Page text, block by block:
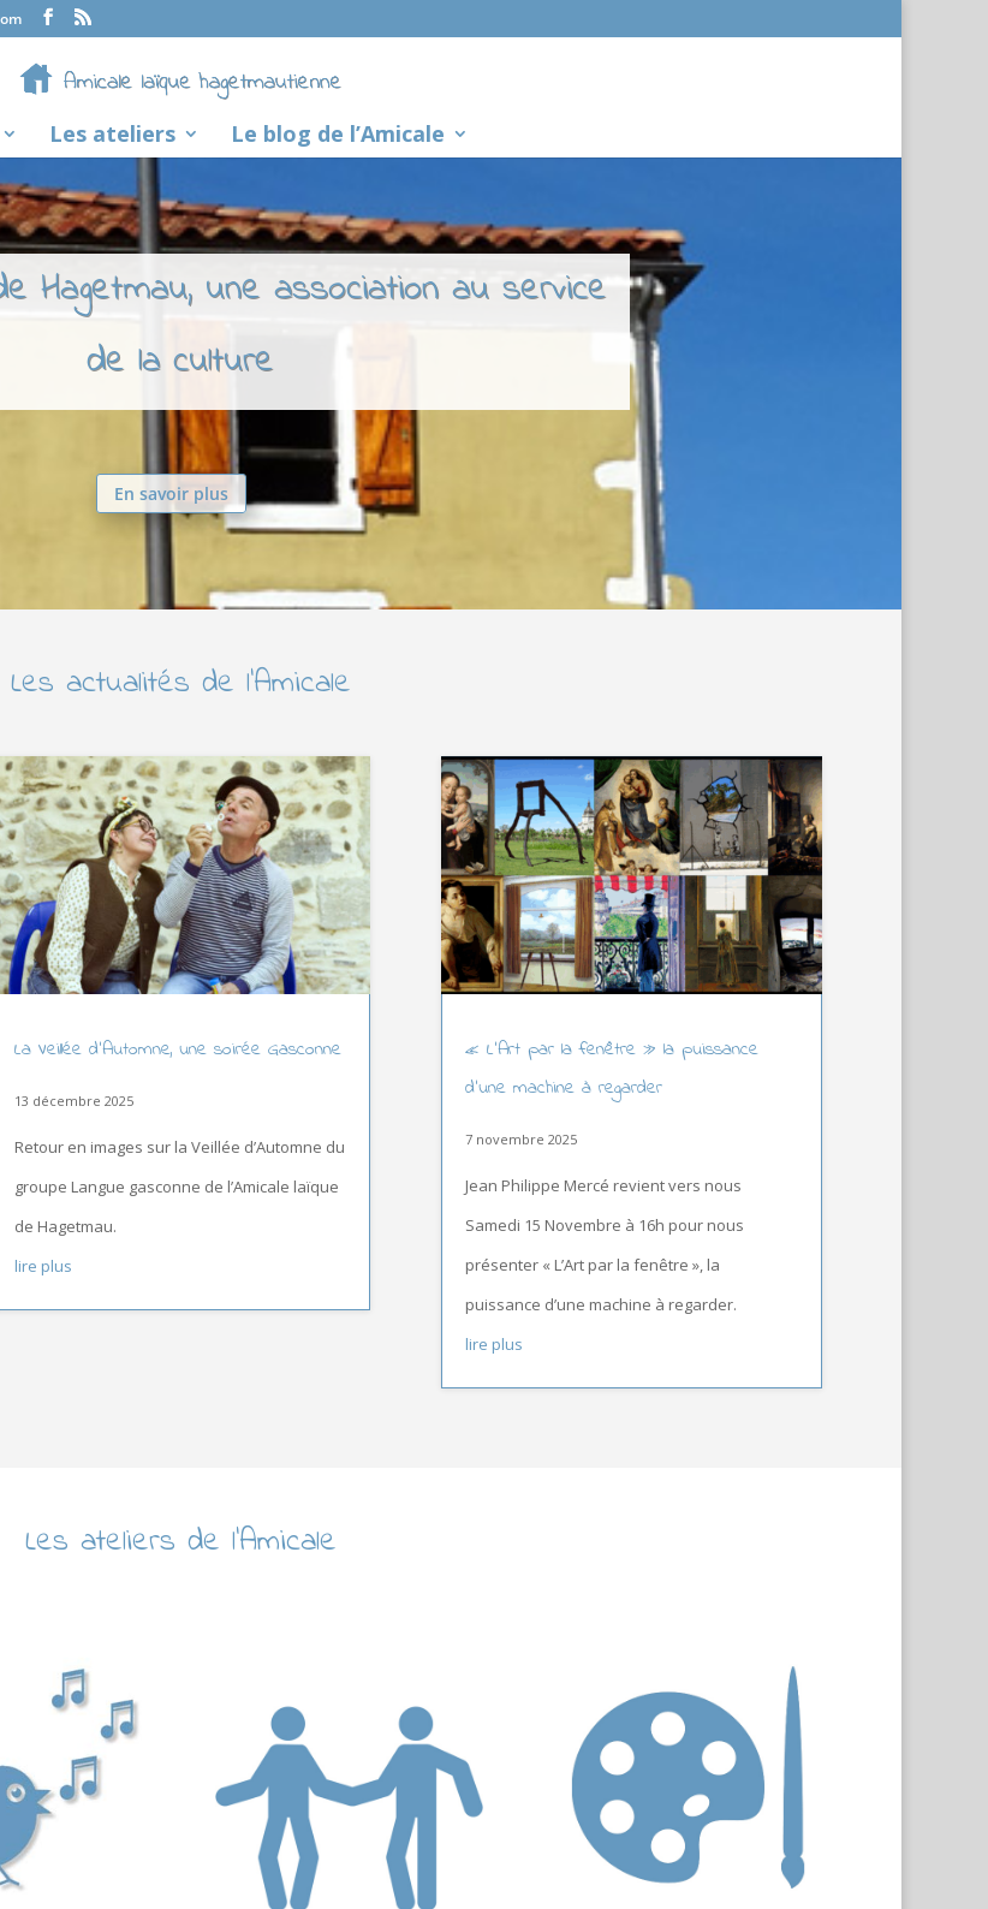
Les ateliers Le blog de l’Amicale
Hagetmau, une association au service
de la culture
En savoir plus
Les actualités de l’Amicale
La Veillée d’Automne, une soirée Gasconne
13 décembre 2025
Retour en images sur la Veillée d’Automne du
groupe Langue gasconne de l’Amicale laïque
de Hagetmau.
lire plus
« L’Art par la fenêtre » la puissance
d’une machine à regarder
7 novembre 2025
Jean Philippe Mercé revient vers nous
Samedi 15 Novembre à 16h pour nous
présenter « L’Art par la fenêtre », la
puissance d’une machine à regarder.
lire plus
Les ateliers de l’Amicale